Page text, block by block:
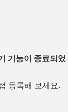
기능이 종료되었
등록해 보세요.